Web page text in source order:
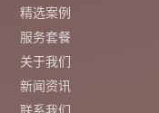
精选案例
服务套餐
关于我们
新闻资讯
联系我们